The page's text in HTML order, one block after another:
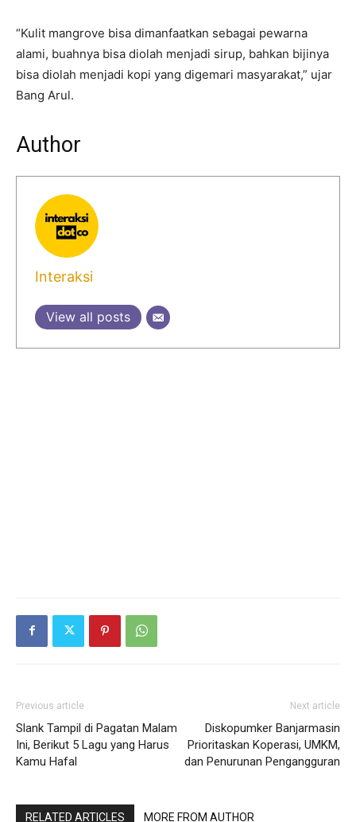
“Kulit mangrove bisa dimanfaatkan sebagai pewarna
alami, buahnya bisa diolah menjadi sirup, bahkan bijinya
bisa diolah menjadi kopi yang digemari masyarakat,” ujar
Bang Arul.
Author
Interaksi
View all posts
Previous article
Slank Tampil di Pagatan Malam
Ini, Berikut 5 Lagu yang Harus
Kamu Hafal
Next article
Diskopumker Banjarmasin
Prioritaskan Koperasi, UMKM,
dan Penurunan Pengangguran
RELATED ARTICLES MORE FROM AUTHOR